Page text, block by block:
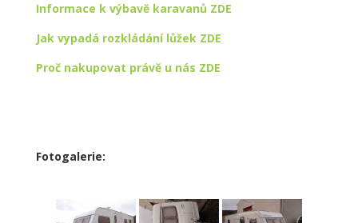
Informace k výbavě karavanů ZDE
Jak vypadá rozkládání lůžek ZDE
Proč nakupovat právě u nás ZDE
Fotogalerie: